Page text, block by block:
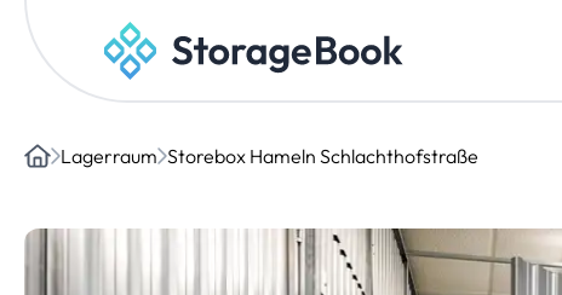
Lagerraum Storebox Hameln Schlachthofstraße